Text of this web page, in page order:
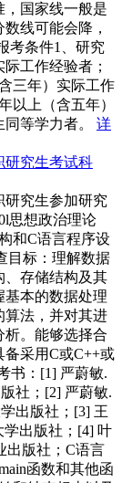
，国家线一般是
线可能会降，
考条件1、研究
工作经验者；
三年）实际工作
以上（含五年）
等学力者。 详
研究生考试科
研究生参加研究
思想政治理论
和C语言程序设
目标：理解数据
、存储结构及其
基本的数据处理
算法，并对其进
析。能够选择合
采用C或C++或
书：[1] 严蔚敏.
社；[2] 严蔚敏.
出版社；[3] 王
出版社；[4] 叶
出版社；C语言
函数和其他函